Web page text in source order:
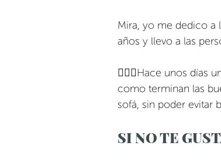
Mira, yo me dedico a
años y llevo a las
👩‍❤️‍👨Hace unos días
como terminan las
sofá, sin poder evitar
SI NO TE